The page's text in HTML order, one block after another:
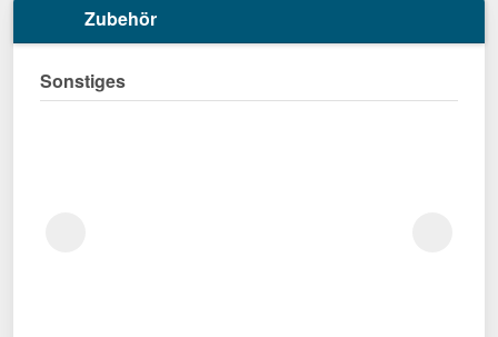
Zubehör
Sonstiges